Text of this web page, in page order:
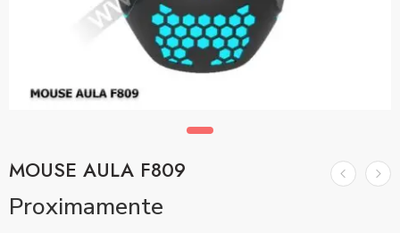
MOUSE AULA F809
Proximamente